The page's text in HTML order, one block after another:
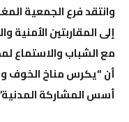
وانتقد فرع الجمعية
إلى المقاربتين
مع الشباب والاستماع
أن “يكرس مناخ الخوف
أسس المشاركة